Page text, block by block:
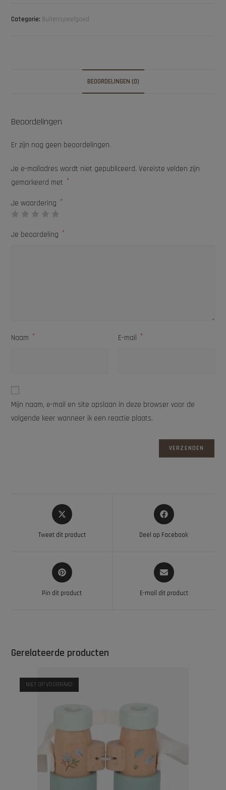
Categorie: Buitenspeelgoed
BEOORDELINGEN (0)
Beoordelingen
Er zijn nog geen beoordelingen.
Je e-mailadres wordt niet gepubliceerd. Vereiste velden zijn
gemarkeerd met *
Je waardering *
Je beoordeling *
Naam * E-mail *
Mijn naam, e-mail en site opslaan in deze browser voor de
volgende keer wanneer ik een reactie plaats.
Tweet dit product Deel op Facebook
Pin dit product E-mail dit product
Gerelateerde producten
NIET OP VOORRAAD